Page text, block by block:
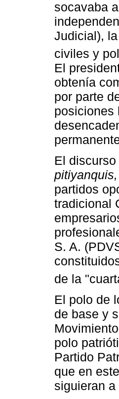
socavaba
Judicial),
civiles y
El
obtenía
por parte
posiciones
El
partidos
tradicional
S. A.
de la
El polo de
de base y
polo
Partido
que en
siguieran a